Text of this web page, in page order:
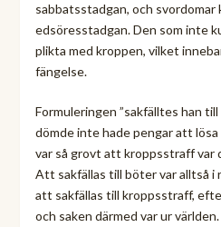
sabbatsstadgan, och svordomar
edsöresstadgan. Den som inte
plikta med kroppen, vilket
fängelse.
Formuleringen ”sakfälltes han
dömde inte hade pengar att
var så grovt att kroppsstraff var
Att sakfällas till böter var alltså i
att sakfällas till kroppsstraff,
och saken därmed var ur världen.